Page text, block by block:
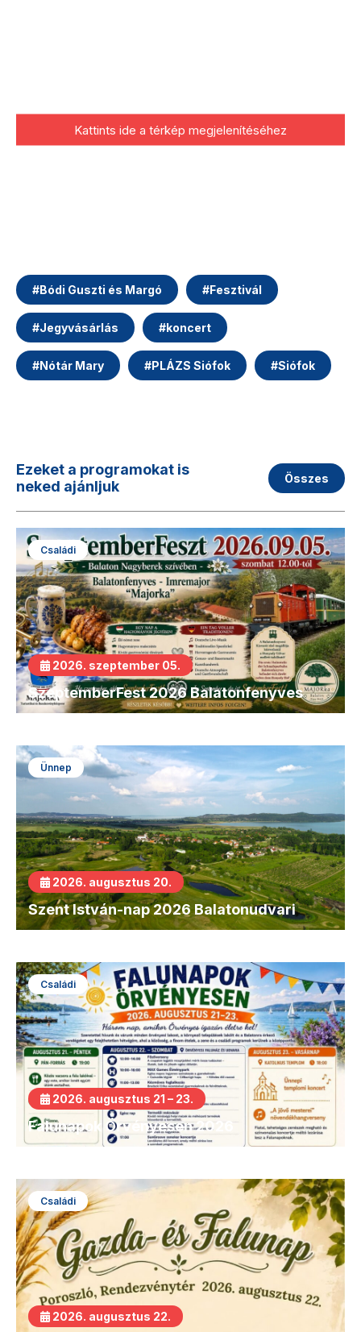
Kattints ide a térkép megjelenítéséhez
#Bódi Guszti és Margó #Fesztivál
#Jegyvásárlás #koncert
#Nótár Mary #PLÁZS Siófok #Siófok
Ezeket a programokat is
neked ajánljuk
Összes
Családi
2026. szeptember 05.
SzeptemberFest 2026 Balatonfenyves
Ünnep
2026. augusztus 20.
Szent István-nap 2026 Balatonudvari
Családi
2026. augusztus 21 – 23.
Falunapok Örvényesen 2026
Családi
2026. augusztus 22.